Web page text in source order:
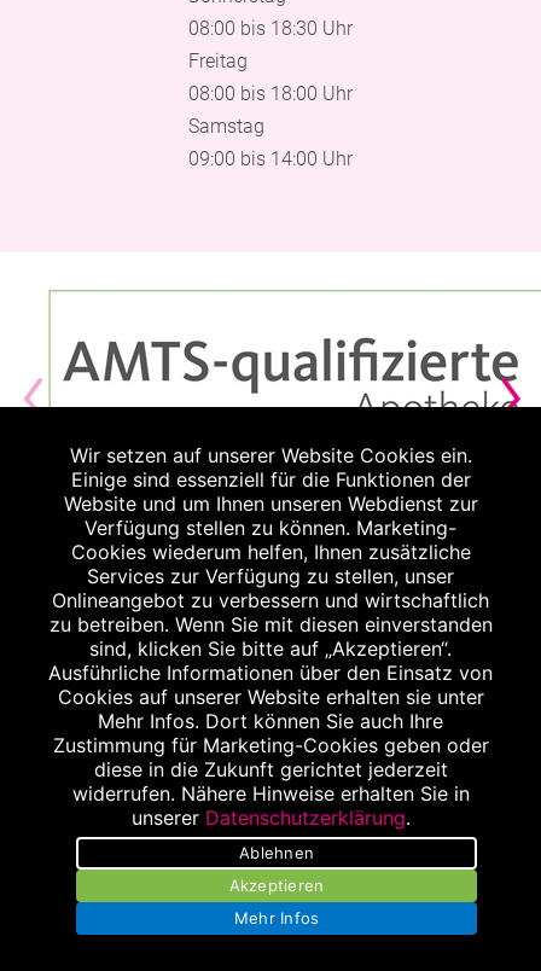
08:00 bis 18:30 Uhr
Freitag
08:00 bis 18:00 Uhr
Samstag
09:00 bis 14:00 Uhr
Impressum
Datenschutz
Barrierefreiheit
Kontakt
Bildnachweis
Wir setzen auf unserer Website Cookies ein.
Einige sind essenziell für die Funktionen der
Website und um Ihnen unseren Webdienst zur
Verfügung stellen zu können. Marketing-
Cookies wiederum helfen, Ihnen zusätzliche
Services zur Verfügung zu stellen, unser
Onlineangebot zu verbessern und wirtschaftlich
zu betreiben. Wenn Sie mit diesen einverstanden
sind, klicken Sie bitte auf „Akzeptieren“.
Ausführliche Informationen über den Einsatz von
Cookies auf unserer Website erhalten sie unter
Mehr Infos. Dort können Sie auch Ihre
Zustimmung für Marketing-Cookies geben oder
diese in die Zukunft gerichtet jederzeit
widerrufen. Nähere Hinweise erhalten Sie in
unserer Datenschutzerklärung.
Ablehnen
Akzeptieren
Mehr Infos